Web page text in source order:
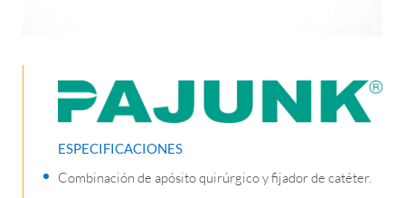
ESPECIFICACIONES
Combinación de apósito quirúrgico y fijador de catéter.